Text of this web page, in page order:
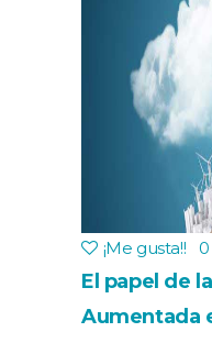
¡Me gusta!! 0
El papel de
Aumentada